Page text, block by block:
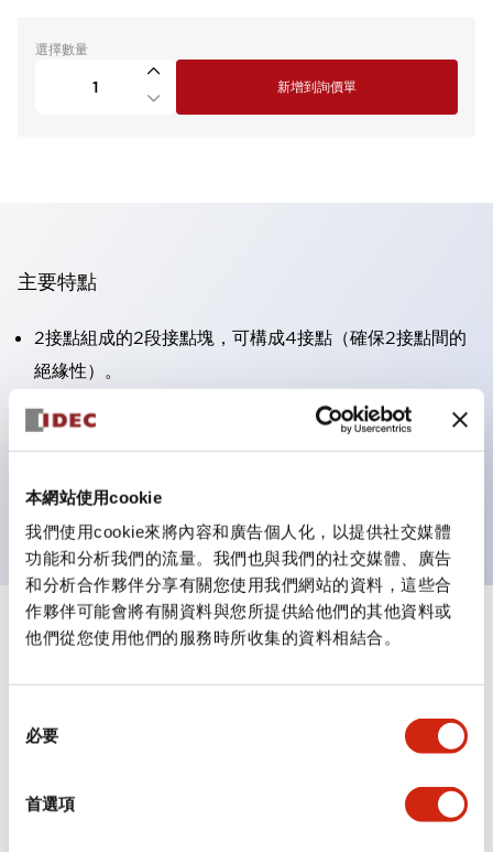
本網站使用cookie
我們使用cookie來將內容和廣告個人化，以提供社交媒體
功能和分析我們的流量。我們也與我們的社交媒體、廣告
和分析合作夥伴分享有關您使用我們網站的資料，這些合
作夥伴可能會將有關資料與您所提供給他們的其他資料或
他們從您使用他們的服務時所收集的資料相結合。
必要
首選項
選擇數量
新增到詢價單
主要特點
2接點組成的2段接點塊，可構成4接點（確保2接點間的
絕緣性）。
面板深度39.9mm（※11段接點塊）、59.9mm（※22段
接點塊）。可實現省空間設計。
防護結構
規格
審美規範
環境規範
功能規格